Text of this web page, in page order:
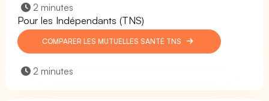
2 minutes
Pour les Indépendants (TNS)
COMPARER LES MUTUELLES SANTÉ TNS
2 minutes